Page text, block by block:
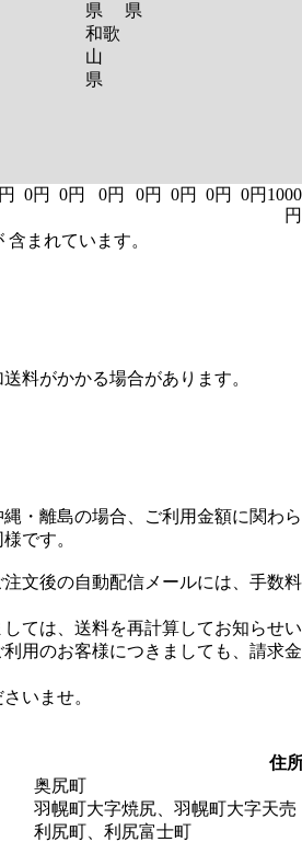
県
和歌
山
県
県
0円 0円 0円 0円 0円 0円 0円 1000
円
まれています。
料がかかる場合があります。
・離島の場合、ご利用金額に関わ
です。
文後の自動配信メールには、手数
ては、送料を再計算してお知らせ
用のお客様につきましても、請求
いませ。
住
奥尻町
羽幌町大字焼尻、羽幌町大字天売
利尻町、利尻富士町